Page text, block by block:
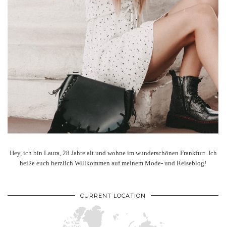
Hey, ich bin Laura, 28 Jahre alt und wohne im wunderschönen Frankfurt. Ich
heiße euch herzlich Willkommen auf meinem Mode- und Reiseblog!
CURRENT LOCATION